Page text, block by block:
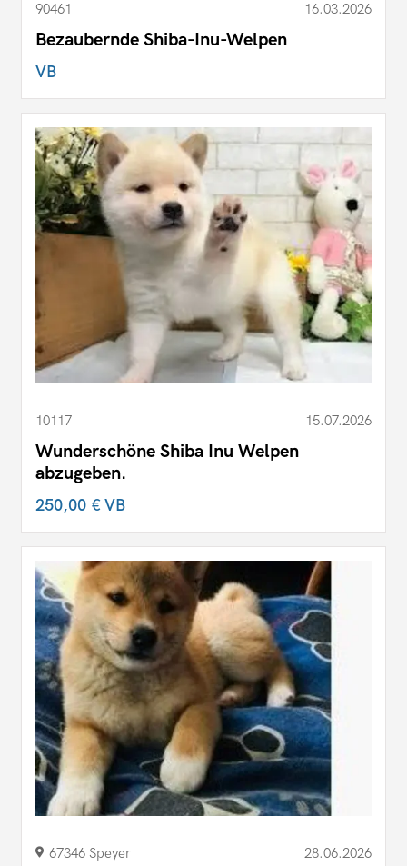
90461 16.03.2026
Bezaubernde Shiba-Inu-Welpen
VB
10117 15.07.2026
Wunderschöne Shiba Inu Welpen
abzugeben.
250,00 €VB
67346 Speyer 28.06.2026